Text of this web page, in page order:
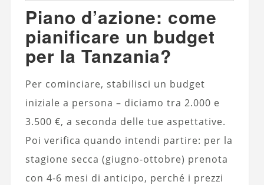
Piano d’azione: come
pianificare un budget
per la Tanzania?
Per cominciare, stabilisci un budget
iniziale a persona – diciamo tra 2.000 e
3.500 €, a seconda delle tue aspettative.
Poi verifica quando intendi partire: per la
stagione secca (giugno-ottobre) prenota
con 4-6 mesi di anticipo, perché i prezzi